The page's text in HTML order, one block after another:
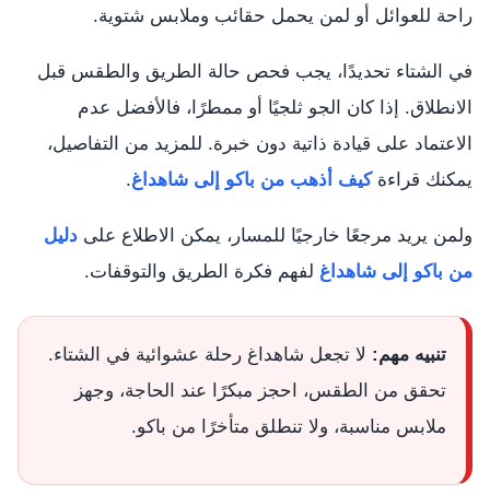
راحة للعوائل أو لمن يحمل حقائب وملابس شتوية.
في الشتاء تحديدًا، يجب فحص حالة الطريق والطقس قبل
الانطلاق. إذا كان الجو ثلجيًا أو ممطرًا، فالأفضل عدم
الاعتماد على قيادة ذاتية دون خبرة. للمزيد من التفاصيل،
يمكنك قراءةكيف أذهب من باكو إلى شاهداغ.
ولمن يريد مرجعًا خارجيًا للمسار، يمكن الاطلاع على دليل
من باكو إلى شاهداغ لفهم فكرة الطريق والتوقفات.
تنبيه مهم: لا تجعل شاهداغ رحلة عشوائية في الشتاء.
تحقق من الطقس، احجز مبكرًا عند الحاجة، وجهز
ملابس مناسبة، ولا تنطلق متأخرًا من باكو.